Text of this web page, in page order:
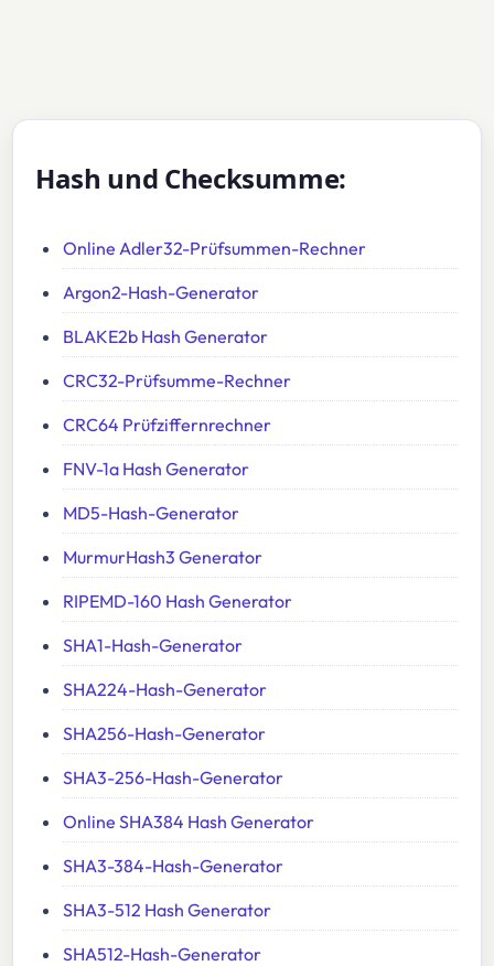
Hash und Checksumme:
Online Adler32-Prüfsummen-Rechner
Argon2-Hash-Generator
BLAKE2b Hash Generator
CRC32-Prüfsumme-Rechner
CRC64 Prüfziffernrechner
FNV-1a Hash Generator
MD5-Hash-Generator
MurmurHash3 Generator
RIPEMD-160 Hash Generator
SHA1-Hash-Generator
SHA224-Hash-Generator
SHA256-Hash-Generator
SHA3-256-Hash-Generator
Online SHA384 Hash Generator
SHA3-384-Hash-Generator
SHA3-512 Hash Generator
SHA512-Hash-Generator